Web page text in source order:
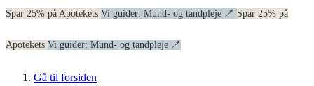
Spar 25% på Apotekets Vi guider: Mund- og tandpleje 🪥 Spar 25% på
Apotekets Vi guider: Mund- og tandpleje 🪥
Gå til forsiden